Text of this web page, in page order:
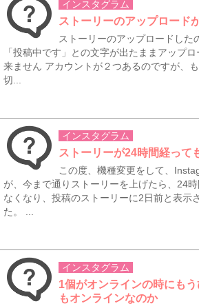
インスタグラム
ストーリーのアップロード
ストーリーのアップロードした
「投稿中です」との文字が出たままアップ
来ません アカウントが２つあるのですが、
切...
インスタグラム
ストーリーが24時間経って
この度、機種変更をして、
が、今まで通りストーリーを上げたら、24
なくなり、投稿のストーリーに2日前と表示
た。 ...
インスタグラム
1個がオンラインの時にも
もオンラインなのか